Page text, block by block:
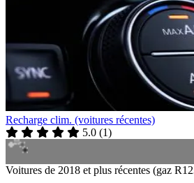
Recharge clim. (voitures récentes)
5.0 (1)
Voitures de 2018 et plus récentes (gaz